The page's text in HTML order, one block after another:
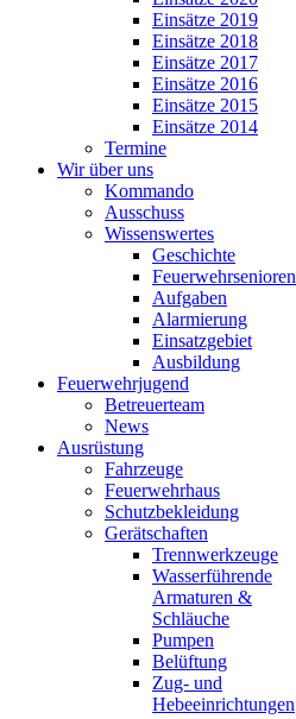
Einsätze 2019
Einsätze 2018
Einsätze 2017
Einsätze 2016
Einsätze 2015
Einsätze 2014
Termine
Wir über uns
Kommando
Ausschuss
Wissenswertes
Geschichte
Feuerwehrsenioren
Aufgaben
Alarmierung
Einsatzgebiet
Ausbildung
Feuerwehrjugend
Betreuerteam
News
Ausrüstung
Fahrzeuge
Feuerwehrhaus
Schutzbekleidung
Gerätschaften
Trennwerkzeuge
Wasserführende
Armaturen &
Schläuche
Pumpen
Belüftung
Zug- und
Hebeeinrichtungen